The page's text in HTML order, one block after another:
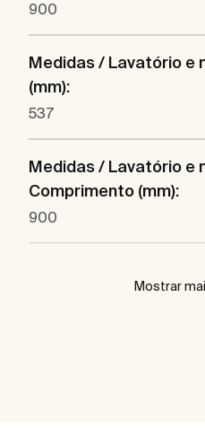
900
Medidas / Lavatório e
(mm):
537
Medidas / Lavatório e
Comprimento (mm):
900
Mostrar